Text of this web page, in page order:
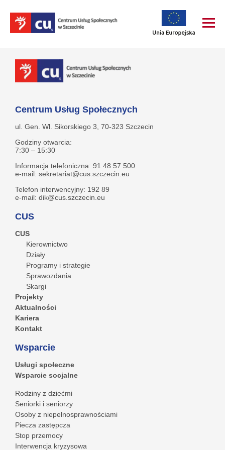
Centrum Usług Społecznych
ul. Gen. Wł. Sikorskiego 3, 70-323 Szczecin
Godziny otwarcia:
7:30 – 15:30
Informacja telefoniczna: 91 48 57 500
e-mail: sekretariat@cus.szczecin.eu
Telefon interwencyjny: 192 89
e-mail: dik@cus.szczecin.eu
CUS
CUS
Kierownictwo
Działy
Programy i strategie
Sprawozdania
Skargi
Projekty
Aktualności
Kariera
Kontakt
Wsparcie
Usługi społeczne
Wsparcie socjalne
Rodziny z dziećmi
Seniorki i seniorzy
Osoby z niepełnosprawnościami
Piecza zastępcza
Stop przemocy
Interwencja kryzysowa